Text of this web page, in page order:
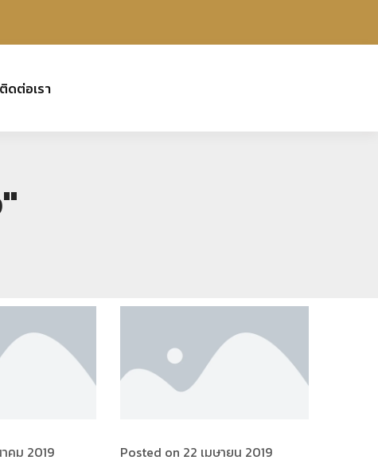
ติดต่อเรา
คม 2019 Posted on 22 เมษายน 2019